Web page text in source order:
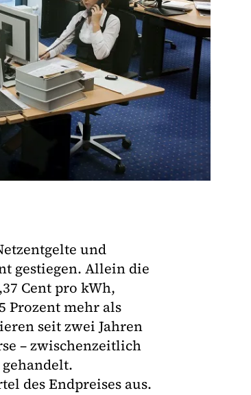
und
gestiegen. Allein die
Cent pro kWh,
Prozent mehr als
seit zwei Jahren
– zwischenzeitlich
gehandelt.
des Endpreises aus.